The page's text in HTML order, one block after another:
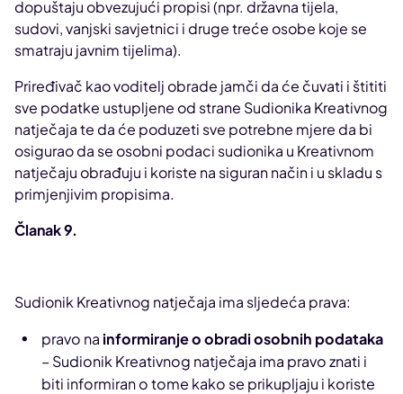
dopuštaju obvezujući propisi (npr. državna tijela,
sudovi, vanjski savjetnici i druge treće osobe koje se
smatraju javnim tijelima).
Priređivač kao voditelj obrade jamči da će čuvati i štititi
sve podatke ustupljene od strane Sudionika Kreativnog
natječaja te da će poduzeti sve potrebne mjere da bi
osigurao da se osobni podaci sudionika u Kreativnom
natječaju obrađuju i koriste na siguran način i u skladu s
primjenjivim propisima.
Članak 9.
Sudionik Kreativnog natječaja ima sljedeća prava:
pravo na informiranje o obradi osobnih podataka
– Sudionik Kreativnog natječaja ima pravo znati i
biti informiran o tome kako se prikupljaju i koriste